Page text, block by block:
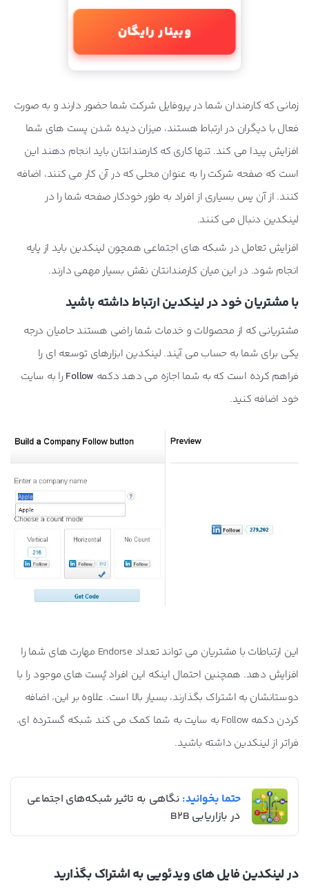
وبینار رایگان
زمانی که کارمندان شما در پروفایل شرکت شما حضور دارند و به صورت
فعال با دیگران در ارتباط هستند، میزان دیده شدن پست های شما
افزایش پیدا می کند. تنها کاری که کارمندانتان باید انجام دهند این
است که صفحه شرکت را به عنوان محلی که در آن کار می کنند، اضافه
کنند. از آن پس بسیاری از افراد به طور خودکار صفحه شما را در
لینکدین دنبال می کنند.
افزایش تعامل در شبکه های اجتماعی همچون لینکدین باید از پایه
انجام شود. در این میان کارمندانتان نقش بسیار مهمی دارند.
با مشتریان خود در لینکدین ارتباط داشته باشید
مشتریانی که از محصولات و خدمات شما راضی هستند حامیان درجه
یکی برای شما به حساب می آیند. لینکدین ابزارهای توسعه ای را
فراهم کرده است که به شما اجازه می دهد دکمه Followرا به سایت
خود اضافه کنید.
این ارتباطات با مشتریان می تواند تعداد Endorse مهارت های شما را
افزایش دهد. همچنین احتمال اینکه این افراد پُست های موجود را با
دوستانشان به اشتراک بگذارند، بسیار بالا است. علاوه بر این، اضافه
کردن دکمه Follow به سایت به شما کمک می کند شبکه گسترده ای،
فراتر از لینکدین داشته باشید.
حتما بخوانید: نگاهی به تاثیر شبکه‌های اجتماعی
در بازاریابی B2B
در لینکدین فایل های ویدئویی به اشتراک بگذارید